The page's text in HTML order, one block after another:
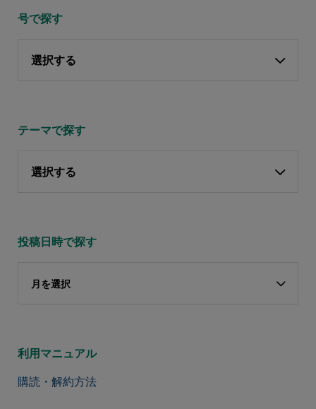
号で探す
選択する
テーマで探す
選択する
投稿日時で探す
月を選択
利用マニュアル
購読・解約方法